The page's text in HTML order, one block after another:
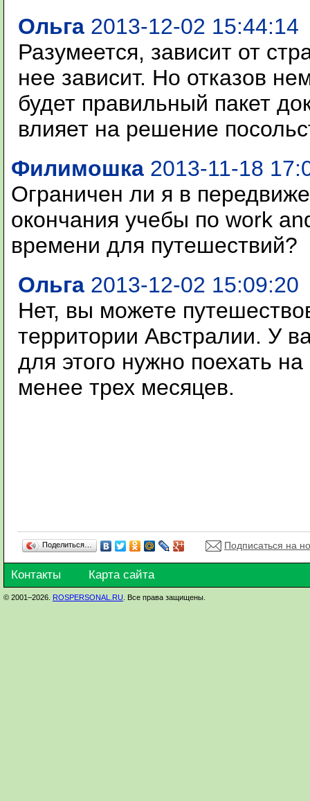
Ольга 2013-12-02 15:44:14
Разумеется, зависит от
нее зависит. Но отказов
будет правильный пакет
влияет на решение
Филимошка 2013-11-18
Ограничен ли я в
окончания учебы по work
времени для путешествий?
Ольга 2013-12-02 15:09:20
Нет, вы можете
территории Австралии. У
для этого нужно поехать
менее трех месяцев.
Поделиться… Подписаться на
Контакты Карта сайта
© 2001–2026. ROSPERSONAL.RU . Все права защищены.